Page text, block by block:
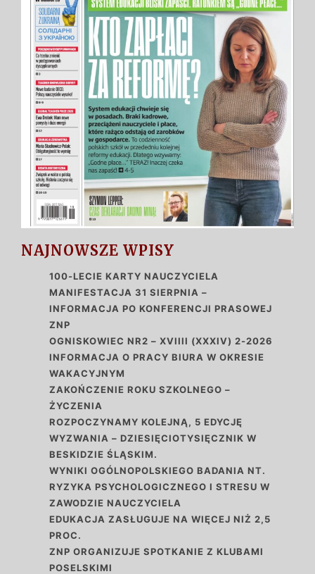
NAJNOWSZE WPISY
100-LECIE KARTY NAUCZYCIELA
MANIFESTACJA 31 SIERPNIA –
INFORMACJA PO KONFERENCJI PRASOWEJ
ZNP
OGNISKOWIEC NR2 – XVIIII (XXXIV) 2-2026
INFORMACJA O PRACY BIURA W OKRESIE
WAKACYJNYM
ZAKOŃCZENIE ROKU SZKOLNEGO –
ŻYCZENIA
ROZPOCZYNAMY KOLEJNĄ, 5 EDYCJĘ
WYZWANIA – DZIESIĘCIOTYSIĘCZNIK W
BESKIDZIE ŚLĄSKIM.
WYNIKI OGÓLNOPOLSKIEGO BADANIA NT.
RYZYKA PSYCHOLOGICZNEGO I STRESU W
ZAWODZIE NAUCZYCIELA
EDUKACJA ZASŁUGUJE NA WIĘCEJ NIŻ 2,5
PROC.
ZNP ORGANIZUJE SPOTKANIE Z KLUBAMI
POSELSKIMI